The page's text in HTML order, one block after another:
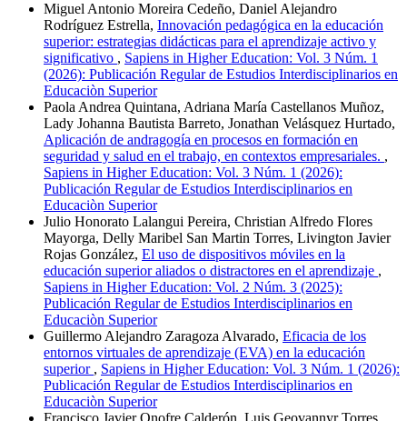
Miguel Antonio Moreira Cedeño, Daniel Alejandro
Rodríguez Estrella, Innovación pedagógica en la educación
superior: estrategias didácticas para el aprendizaje activo y
significativo , Sapiens in Higher Education: Vol. 3 Núm. 1
(2026): Publicación Regular de Estudios Interdisciplinarios en
Educaciòn Superior
Paola Andrea Quintana, Adriana María Castellanos Muñoz,
Lady Johanna Bautista Barreto, Jonathan Velásquez Hurtado,
Aplicación de andragogía en procesos en formación en
seguridad y salud en el trabajo, en contextos empresariales. ,
Sapiens in Higher Education: Vol. 3 Núm. 1 (2026):
Publicación Regular de Estudios Interdisciplinarios en
Educaciòn Superior
Julio Honorato Lalangui Pereira, Christian Alfredo Flores
Mayorga, Delly Maribel San Martin Torres, Livington Javier
Rojas González, El uso de dispositivos móviles en la
educación superior aliados o distractores en el aprendizaje ,
Sapiens in Higher Education: Vol. 2 Núm. 3 (2025):
Publicación Regular de Estudios Interdisciplinarios en
Educaciòn Superior
Guillermo Alejandro Zaragoza Alvarado, Eficacia de los
entornos virtuales de aprendizaje (EVA) en la educación
superior , Sapiens in Higher Education: Vol. 3 Núm. 1 (2026):
Publicación Regular de Estudios Interdisciplinarios en
Educaciòn Superior
Francisco Javier Onofre Calderón, Luis Geovannyr Torres